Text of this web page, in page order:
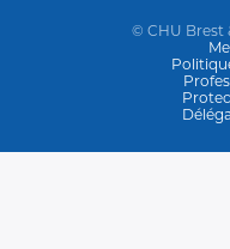
© CHU Brest